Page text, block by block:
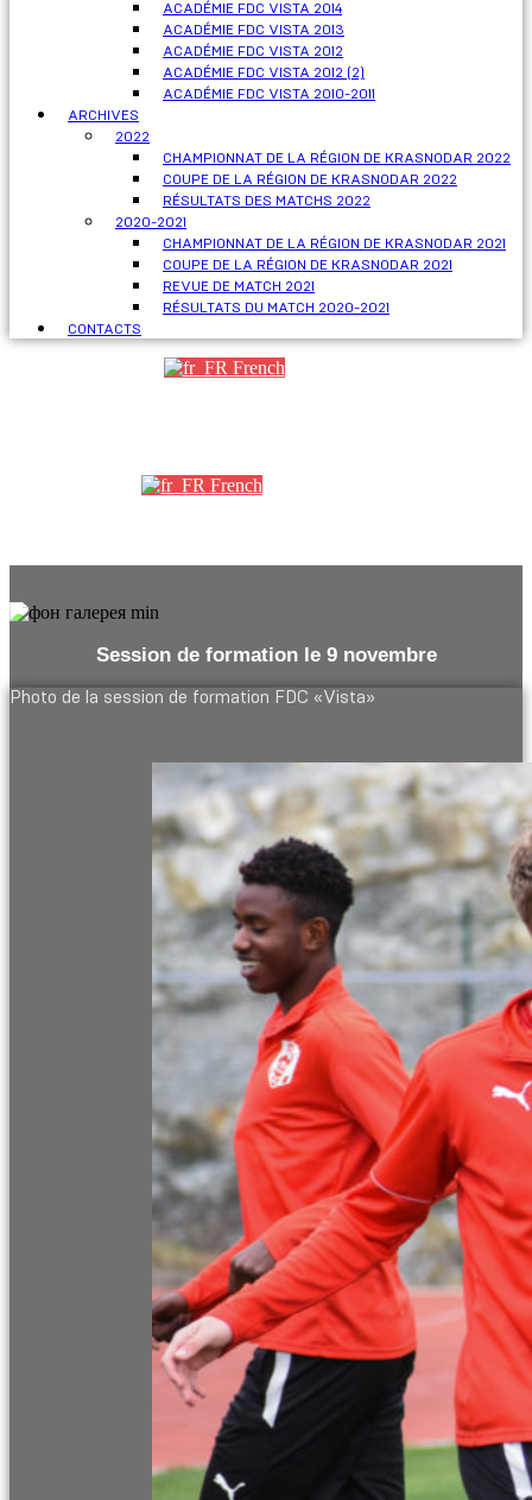
ACADÉMIE FDC VISTA 2014
ACADÉMIE FDC VISTA 2013
ACADÉMIE FDC VISTA 2012
ACADÉMIE FDC VISTA 2012 (2)
ACADÉMIE FDC VISTA 2010-2011
ARCHIVES
2022
CHAMPIONNAT DE LA RÉGION DE KRASNODAR 2022
COUPE DE LA RÉGION DE KRASNODAR 2022
RÉSULTATS DES MATCHS 2022
2020-2021
CHAMPIONNAT DE LA RÉGION DE KRASNODAR 2021
COUPE DE LA RÉGION DE KRASNODAR 2021
REVUE DE MATCH 2021
RÉSULTATS DU MATCH 2020-2021
CONTACTS
French
French
Session de formation le 9 novembre
Photo de la session de formation FDC «Vista»